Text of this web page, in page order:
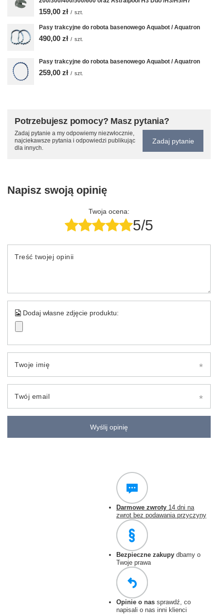
159,00 zł / szt.
Pasy trakcyjne do robota basenowego Aquabot / Aquatron
490,00 zł / szt.
Pasy trakcyjne do robota basenowego Aquabot / Aquatron
259,00 zł / szt.
Potrzebujesz pomocy? Masz pytania?
Zadaj pytanie a my odpowiemy niezwłocznie,
najciekawsze pytania i odpowiedzi publikując
dla innych.
Zadaj pytanie
Napisz swoją opinię
Twoja ocena:
5/5
Treść twojej opinii
Dodaj własne zdjęcie produktu:
Twoje imię
Twój email
Wyślij opinię
Darmowe zwroty 14 dni na
zwrot bez podawania przyczyny
Bezpieczne zakupy dbamy o
Twoje prawa
Opinie o nas sprawdź, co
napisali o nas inni klienci